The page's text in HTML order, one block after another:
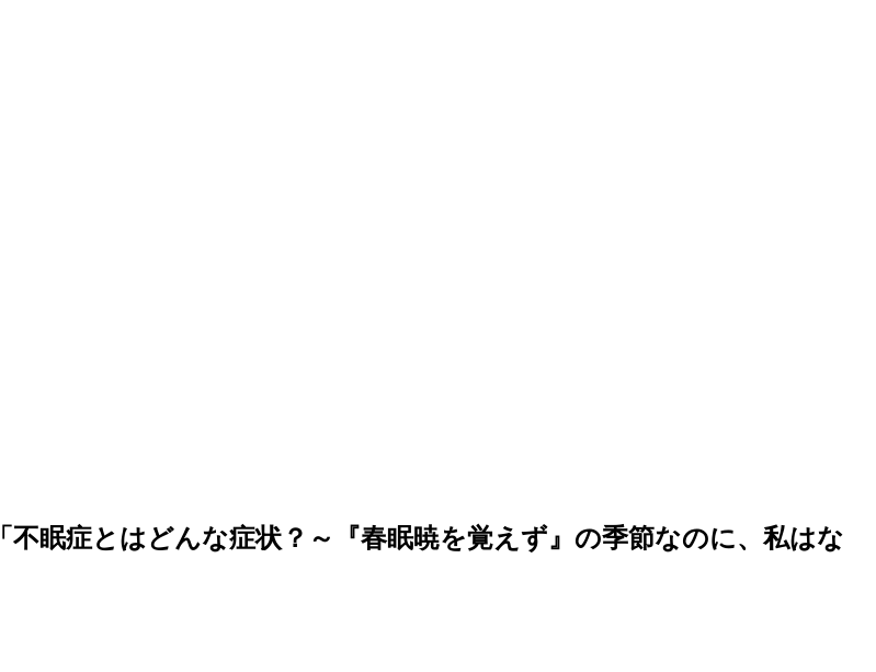
眠症とはどんな症状？～『春眠暁を覚えず』の季節なのに、私はな